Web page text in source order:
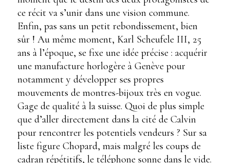
ce récit va s’unir dans une vision commune.
Enfin, pas sans un petit rebondissement, bien
sûr ! Au même moment, Karl Scheufele III, 25
ans à l’époque, se fixe une idée précise : acquérir
une manufacture horlogère à Genève pour
notamment y développer ses propres
mouvements de montres-bijoux très en vogue.
Gage de qualité à la suisse. Quoi de plus simple
que d’aller directement dans la cité de Calvin
pour rencontrer les potentiels vendeurs ? Sur sa
liste figure Chopard, mais malgré les coups de
cadran répétitifs, le téléphone sonne dans le vide.